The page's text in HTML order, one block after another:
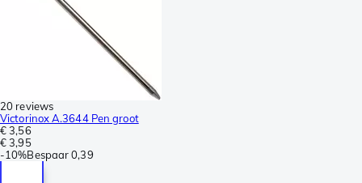
20 reviews
Victorinox A.3644 Pen groot
€ 3,56
€ 3,95
-10%Bespaar 0,39